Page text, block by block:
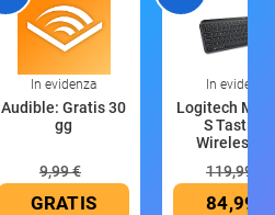
In evidenza
Audible: Gratis 30
gg
9,99 €
GRATIS
In evidenza
Logitech MX
S Tastiera
Wireless
119,99 €
84,99 €